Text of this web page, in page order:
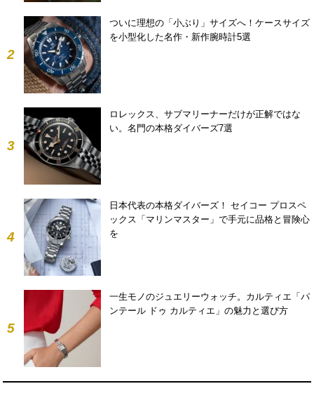
2
ついに理想の「小ぶり」サイズへ！ケースサイズ
を小型化した名作・新作腕時計5選
3
ロレックス、サブマリーナーだけが正解ではな
い。名門の本格ダイバーズ7選
4
日本代表の本格ダイバーズ！ セイコー プロスペ
ックス「マリンマスター」で手元に品格と冒険心
を
5
一生モノのジュエリーウォッチ。カルティエ「パ
ンテール ドゥ カルティエ」の魅力と選び方